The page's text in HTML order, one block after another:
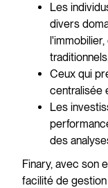
Les
divers
Ceux qui
centralisée
Les
des
Finary, avec son
facilité de